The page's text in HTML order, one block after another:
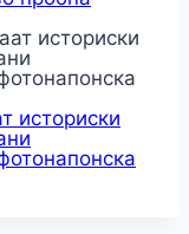
историски